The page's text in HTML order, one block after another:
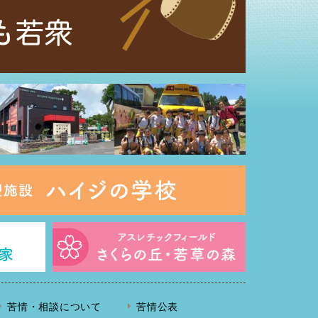
苦情・相談について 苦情公表